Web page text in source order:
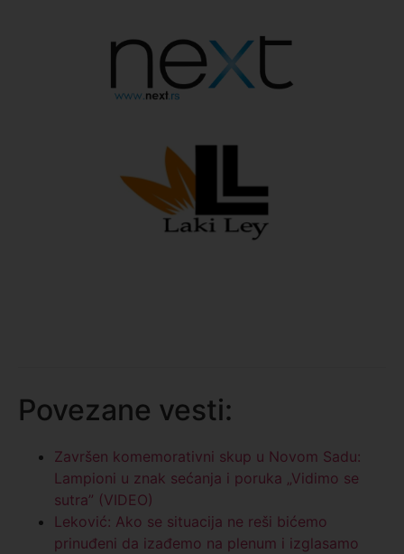
Povezane vesti:
Završen komemorativni skup u Novom Sadu:
Lampioni u znak sećanja i poruka „Vidimo se
sutra” (VIDEO)
Leković: Ako se situacija ne reši bićemo
prinuđeni da izađemo na plenum i izglasamo